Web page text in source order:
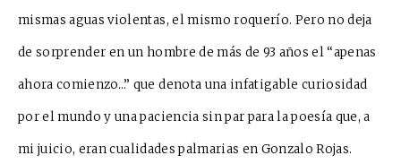
mismas aguas violentas, el mismo roquerío. Pero no deja
de sorprender en un hombre de más de 93 años el “apenas
ahora comienzo…” que denota una infatigable curiosidad
por el mundo y una paciencia sin par para la poesía que, a
mi juicio, eran cualidades palmarias en Gonzalo Rojas.